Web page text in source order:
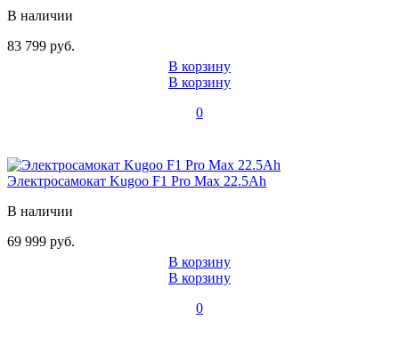
В наличии
83 799 руб.
В корзину
В корзину
0
Электросамокат Kugoo F1 Pro Max 22.5Ah
В наличии
69 999 руб.
В корзину
В корзину
0